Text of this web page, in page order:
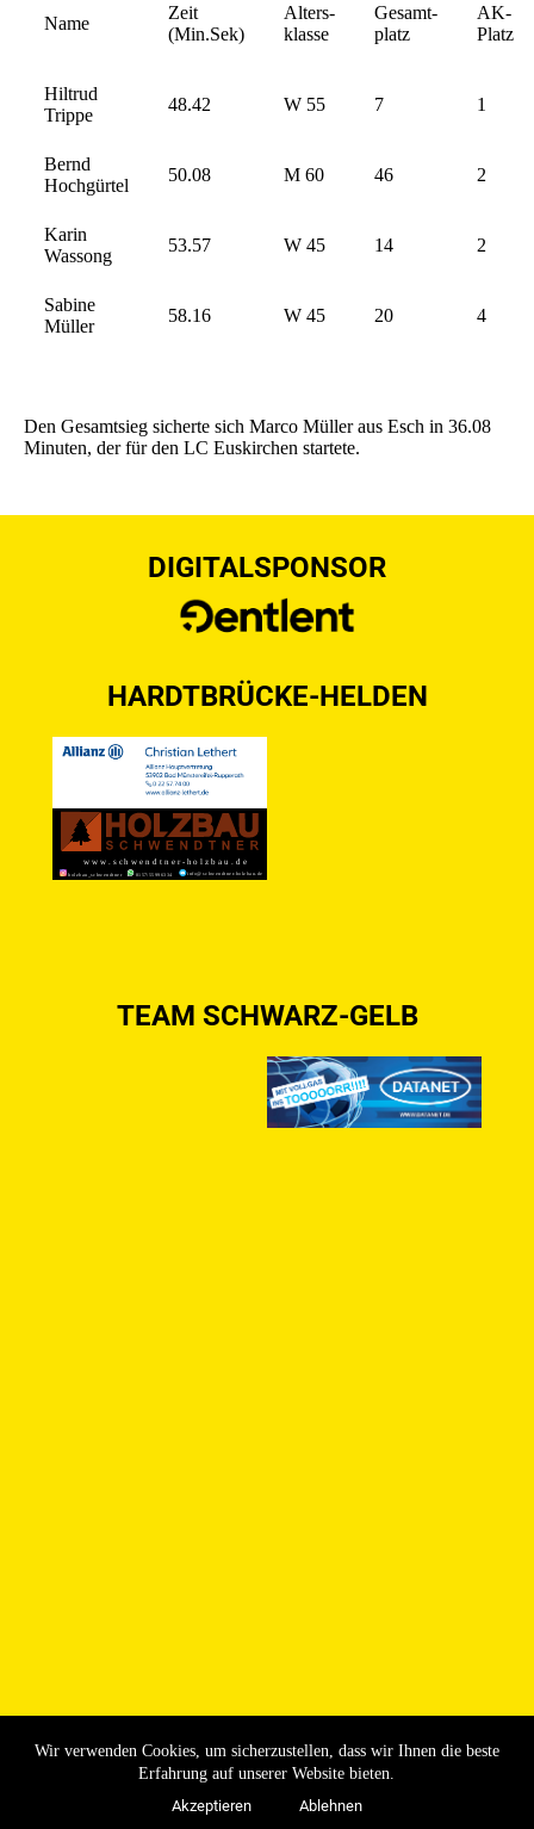
Wir verwenden Cookies, um sicherzustellen, dass wir Ihnen die beste
Erfahrung auf unserer Website bieten.
Akzeptieren
Ablehnen
Name
Zeit
(Min.Sek)
Alters-
klasse
Gesamt-
platz
AK-
Platz
Hiltrud
Trippe
48.42 W 55 7 1
Bernd
Hochgürtel
50.08 M 60 46 2
Karin
Wassong
53.57 W 45 14 2
Sabine
Müller
58.16 W 45 20 4
Den Gesamtsieg sicherte sich Marco Müller aus Esch in 36.08
Minuten, der für den LC Euskirchen startete.
DIGITALSPONSOR
HARDTBRÜCKE-HELDEN
TEAM SCHWARZ-GELB
Copyright © 2026 - SV 47